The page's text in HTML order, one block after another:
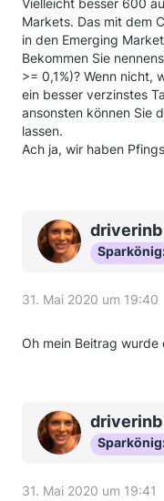
Vielleicht besser 600
Markets. Das mit dem
in den Emerging
Bekommen Sie
>= 0,1%)? Wenn nicht,
ein besser verzinstes
ansonsten können Sie
lassen.
Ach ja, wir haben
driverinb
31. Mai 2020 um 19:40
Oh mein Beitrag
driverinb
31. Mai 2020 um 19:41